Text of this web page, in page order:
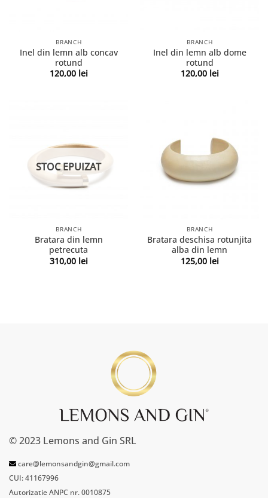
BRANCH
Inel din lemn alb concav
rotund
120,00 lei
BRANCH
Inel din lemn alb dome
rotund
120,00 lei
STOC EPUIZAT
BRANCH
Bratara din lemn
petrecuta
310,00 lei
BRANCH
Bratara deschisa rotunjita
alba din lemn
125,00 lei
© 2023 Lemons and Gin SRL
care@lemonsandgin@gmail.com
CUI: 41167996
Autorizatie ANPC nr. 0010875